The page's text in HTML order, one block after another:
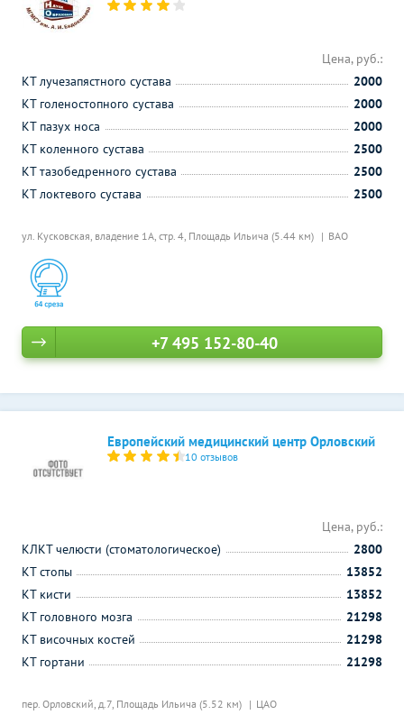
ул. Кусковская, владение 1А, стр. 4, Площадь Ильича (5.44 км) ВАО
Цена, руб.:
КТ лучезапястного сустава
2000
КТ голеностопного сустава
2000
КТ пазух носа
2000
КТ коленного сустава
2500
КТ тазобедренного сустава
2500
КТ локтевого сустава
2500
+7 495 152-80-40
Европейский медицинский центр Орловский
10 отзывов
пер. Орловский, д.7, Площадь Ильича (5.52 км) ЦАО
Цена, руб.:
КЛКТ челюсти (стоматологическое)
2800
КТ стопы
13852
КТ кисти
13852
КТ головного мозга
21298
КТ височных костей
21298
КТ гортани
21298